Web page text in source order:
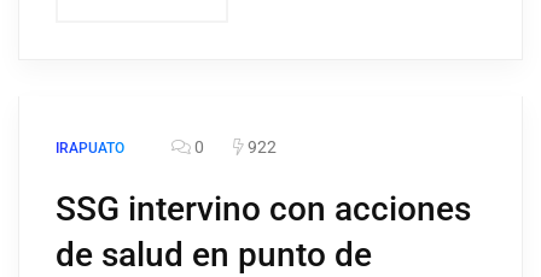
IRAPUATO 0 922
SSG intervino con acciones
de salud en punto de